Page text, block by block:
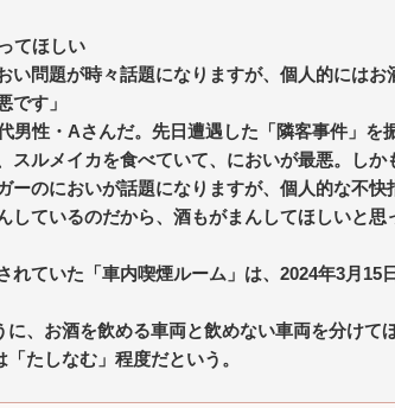
てほしい
い問題が時々話題になりますが、個人的には
です」
男性・Aさんだ。先日遭遇した「隣客事件」を
スルメイカを食べていて、においが最悪。し
ーのにおいが話題になりますが、個人的な不
しているのだから、酒もがまんしてほしいと
れていた「車内喫煙ルーム」は、2024年3月15
、お酒を飲める車両と飲めない車両を分けて
たしなむ」程度だという。